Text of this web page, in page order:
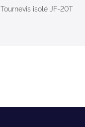
Tournevis isolé JF-20T